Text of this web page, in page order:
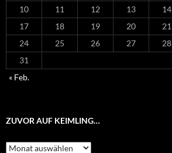
10
11 12 13 14
17
18 19 20 21
24
25 26 27 28
31
« Feb.
ZUVOR AUF KEIMLING…
Zuvor